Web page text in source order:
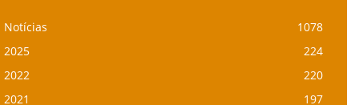
Notícias
1078
2025
224
2022
220
2021
197